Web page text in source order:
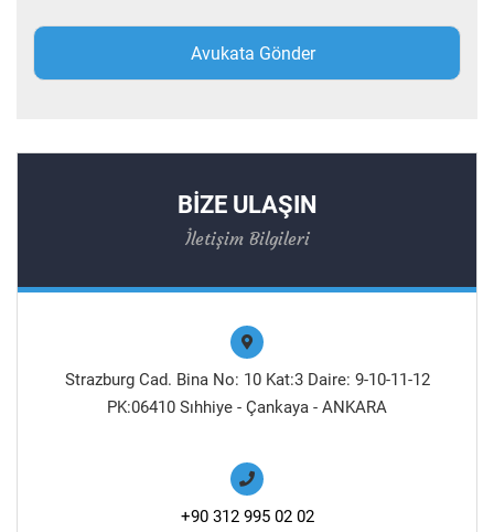
BİZE ULAŞIN
İletişim Bilgileri
Strazburg Cad. Bina No: 10 Kat:3 Daire: 9-10-11-12
PK:06410 Sıhhiye - Çankaya - ANKARA
+90 312 995 02 02